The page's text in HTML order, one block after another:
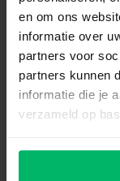
en om ons
informatie over
partners voor
partners kunnen
informatie die je
verzameld op